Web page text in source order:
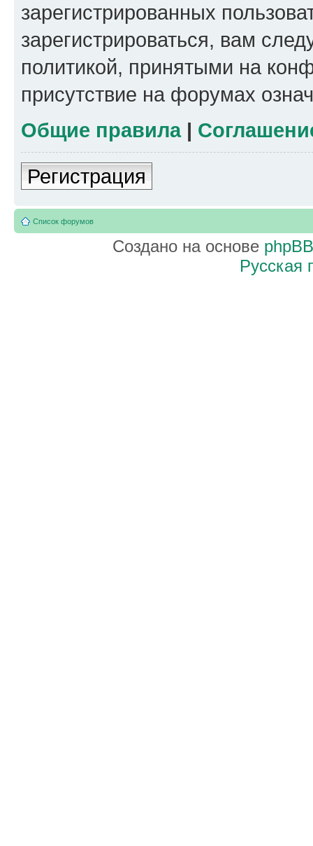
зарегистрированных
зарегистрироваться, вам
политикой, принятыми на
присутствие на форумах
Общие правила|
Регистрация
Список форумов
Создано на основе phpBB
Русская